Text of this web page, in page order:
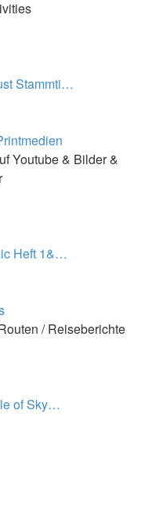
Stammti…
Youtube & Bilder &
Heft 1&…
/ Reiseberichte
of Sky…